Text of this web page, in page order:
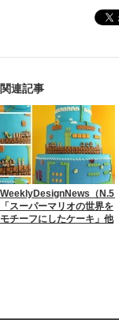
関連記事
WeeklyDesignNews（N.5
「スーパーマリオの世界を
モチーフにしたケーキ」他